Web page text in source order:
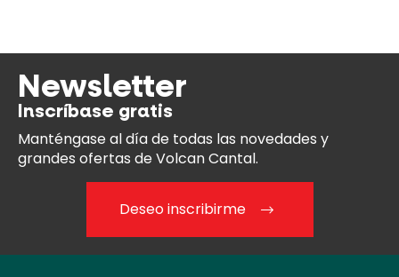
Newsletter
Inscríbase gratis
Manténgase al díade todas las novedades y
grandes ofertas de Volcan Cantal.
Deseo inscribirme